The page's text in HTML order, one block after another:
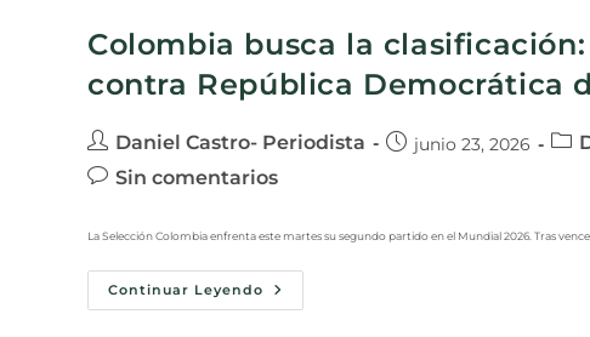
Colombia busca la
contra República Democrática
Daniel Castro- Periodista junio 23, 2026
Sin comentarios
La Selección Colombia enfrenta este martes su segundo partido en el Mundial 2026. Tras
Continuar Leyendo